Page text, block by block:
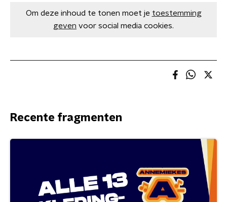
Om deze inhoud te tonen moet je toestemming
geven voor social media cookies.
Recente fragmenten